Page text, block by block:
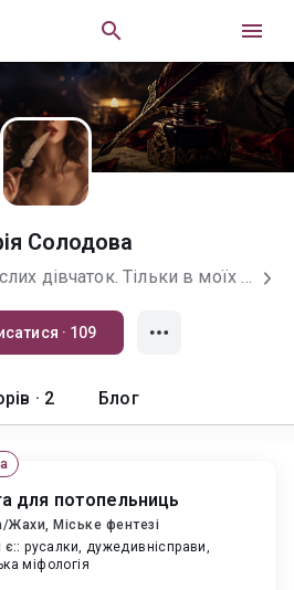
 
Солодова
Пишу казки для дорослих дівчаток. Тільки в моїх казках принци не завжди приходять вчасно, дракони часто носять дорогі костюми, а героїням доводиться спочатку рятувати себе самим — перш ніж дозволити комусь бути поруч. Тут є романтика, і містика, інтрига, slow burn, чуттєвість без вульгарності й трохи темряви, у якій усе одно знаходиться світло. Якщо вам подобаються дорослі романтичні історії або ж цікаві, напружені сюжети — вам сюди. Тут ви знайдете і те, й інше. Люблю вас! ❤️
Підписатися · 109
· 2 Блог
для потопельниць
Жахи, Міське фентезі
є:: русалки, дужедивнісправи,
міфологія